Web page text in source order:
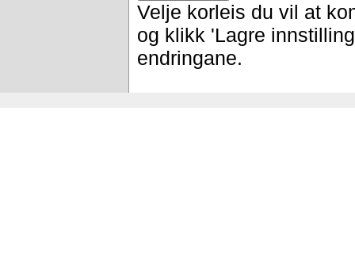
Velje korleis du vil at
og klikk 'Lagre
endringane.